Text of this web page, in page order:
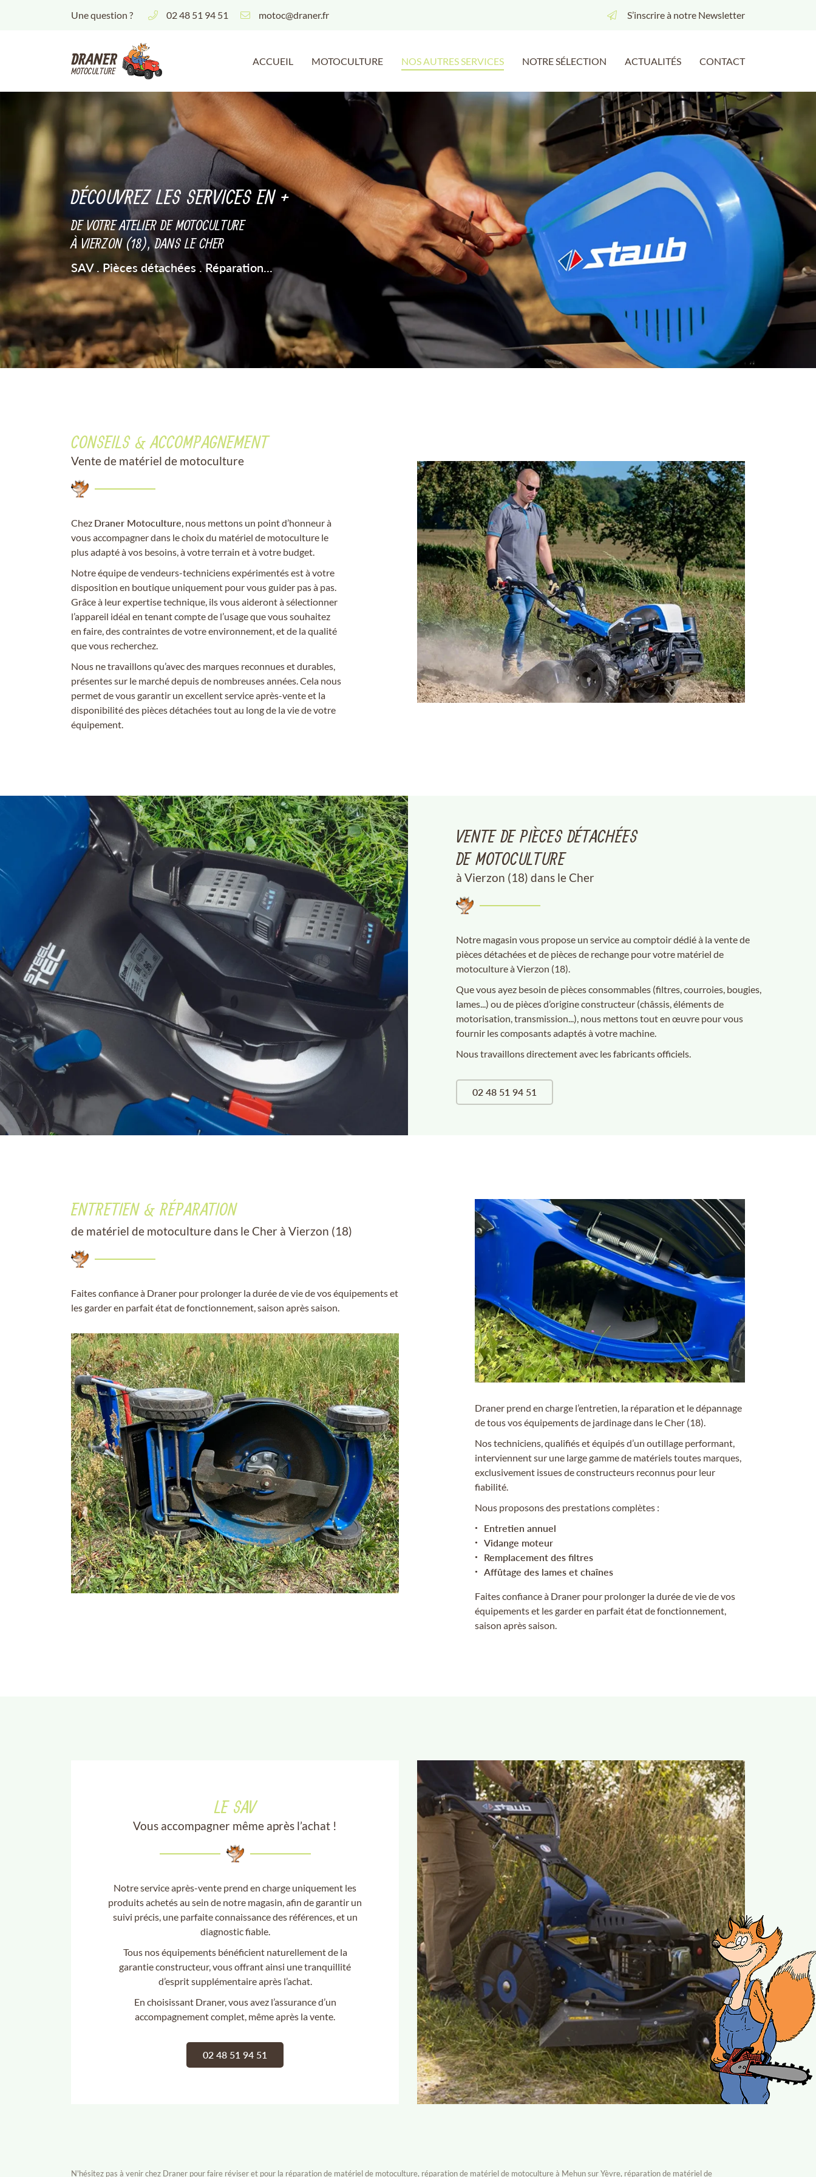
Une question ? 02 48 51 94 51 S’inscrire à notre Newsletter
ACCUEIL MOTOCULTURE NOS AUTRES SERVICES NOTRE SÉLECTION ACTUALITÉS CONTACT
02 48 51 94 51
 Adresse email de réception
Recopier le code ci-contre
Rafraîchir le captcha
En cochant cette case, vous consentez à recevoir nos propositions commerciales à l'adresse
email indiqué ci-dessus. Vous pouvez vous désinscrire à tout moment en utilisantle
formulaire de désinscription.
DÉCOUVREZ LES SERVICES EN +
DE VOTRE ATELIER DE MOTOCULTURE
À VIERZON (18), DANS LE CHER
SAV . Pièces détachées . Réparation...
CONSEILS & ACCOMPAGNEMENT
Vente de matériel de motoculture
Chez Draner Motoculture, nous mettons un point d’honneur à
vous accompagner dans le choix du matériel de motoculture le
plus adapté à vos besoins, à votre terrain et à votre budget.
Notre équipe de vendeurs-techniciens expérimentés est à votre
disposition en boutique uniquement pour vous guider pas à pas.
Grâce à leur expertise technique, ils vous aideront à sélectionner
l’appareil idéal en tenant compte de l’usage que vous souhaitez
en faire, des contraintes de votre environnement, et de la qualité
que vous recherchez.
Nous ne travaillons qu’avec des marques reconnues et durables,
présentes sur le marché depuis de nombreuses années. Cela nous
permet de vous garantir un excellent service après-vente et la
disponibilité des pièces détachées tout au long de la vie de votre
équipement.
VENTE DE PIÈCES DÉTACHÉES
DE MOTOCULTURE
à Vierzon (18) dans le Cher
Notre magasin vous propose un service au comptoir dédié à la vente de
pièces détachées et de pièces de rechange pour votre matériel de
motoculture à Vierzon (18).
Que vous ayez besoin de pièces consommables (filtres, courroies, bougies,
lames...) ou de pièces d’origine constructeur (châssis, éléments de
motorisation, transmission...), nous mettons tout en œuvre pour vous
fournir les composants adaptés à votre machine.
Nous travaillons directement avec les fabricants officiels.
02 48 51 94 51
ENTRETIEN & RÉPARATION
de matériel de motoculture dans le Cher à Vierzon (18)
Faites confiance à Draner pour prolonger la durée de vie de vos équipements et
les garder en parfait état de fonctionnement, saison après saison.
Draner prend en charge l’entretien, la réparation et le dépannage
de tous vos équipements de jardinage dans le Cher (18).
Nos techniciens, qualifiés et équipés d’un outillage performant,
interviennent sur une large gamme de matériels toutes marques,
exclusivement issues de constructeurs reconnus pour leur
fiabilité.
Nous proposons des prestations complètes :
Entretien annuel
Vidange moteur
Remplacement des filtres
Affûtage des lames et chaînes
Faites confiance à Draner pour prolonger la durée de vie de vos
équipements et les garder en parfait état de fonctionnement,
saison après saison.
LE SAV
Vous accompagner même après l’achat !
Notre service après-vente prend en charge uniquement les
produits achetés au sein de notre magasin, afin de garantir un
suivi précis, une parfaite connaissance des références, et un
diagnostic fiable.
Tous nos équipements bénéficient naturellement de la
garantie constructeur, vous offrant ainsi une tranquillité
d’esprit supplémentaire après l’achat.
En choisissant Draner, vous avez l’assurance d’un
accompagnement complet, même après la vente.
02 48 51 94 51
N'hésitez pas à venir chez Draner pour faire réviser et pour la réparation de matériel de motoculture, réparation de matériel de motoculture à Mehun sur Yèvre, réparation de matériel de